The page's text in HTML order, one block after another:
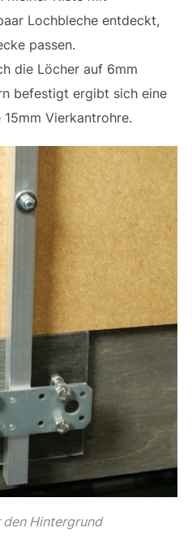
Lochbleche entdeckt,
passen.
die Löcher auf 6mm
befestigt ergibt sich eine
Vierkantrohre.
Hintergrund